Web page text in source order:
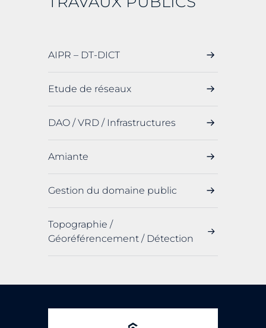
AIPR – DT-DICT
Etude de réseaux
DAO / VRD / Infrastructures
Amiante
Gestion du domaine public
Topographie /
Géoréférencement / Détection